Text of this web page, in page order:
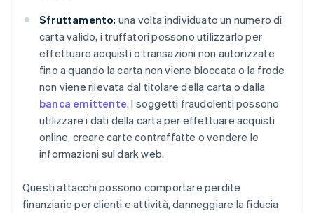
Sfruttamento: una volta individuato un numero di
carta valido, i truffatori possono utilizzarlo per
effettuare acquisti o transazioni non autorizzate
fino a quando la carta non viene bloccata o la frode
non viene rilevata dal titolare della carta o dalla
banca emittente. I soggetti fraudolenti possono
utilizzare i dati della carta per effettuare acquisti
online, creare carte contraffatte o vendere le
informazioni sul dark web.
Questi attacchi possono comportare perdite
finanziarie per clienti e attività, danneggiare la fiducia